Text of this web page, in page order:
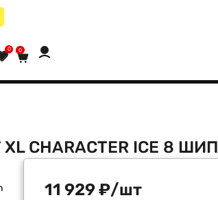
0 0
CHARACTER ICE 8 ШИП
11 929₽/шт